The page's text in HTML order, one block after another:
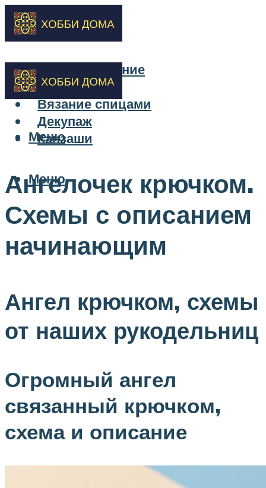
Бисероплетение
Вышивка
Вязание спицами
Декупаж
Канзаши
Меню
Меню
Ангелочек крючком.
Схемы с описанием
начинающим
Ангел крючком, схемы
от наших рукодельниц
Огромный ангел
связанный крючком,
схема и описание